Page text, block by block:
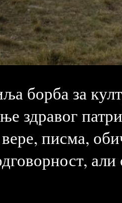
борба за
здравог
писма,
али